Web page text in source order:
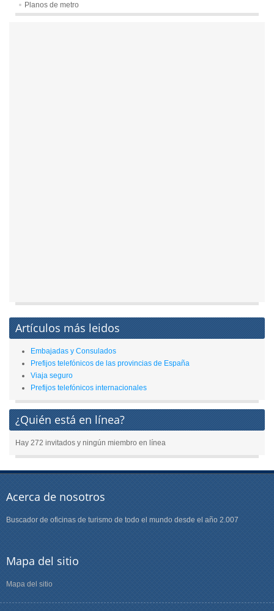
Planos de metro
Artículos más leidos
Embajadas y Consulados
Prefijos telefónicos de las provincias de España
Viaja seguro
Prefijos telefónicos internacionales
¿Quién está en línea?
Hay 272 invitados y ningún miembro en línea
Acerca de nosotros
Buscador de oficinas de turismo de todo el mundo desde el año 2.007
Mapa del sitio
Mapa del sitio